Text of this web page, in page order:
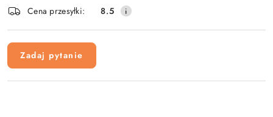
dostawa
Cena przesyłki:
8.5
Zadaj pytanie